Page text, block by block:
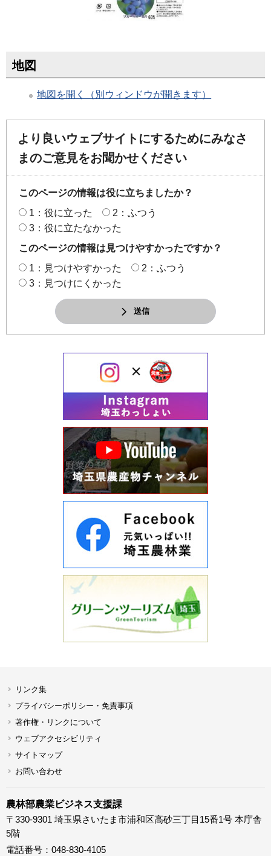
地図
地図を開く（別ウィンドウが開きます）
より良いウェブサイトにするためにみなさ
まのご意見をお聞かせください
このページの情報は役に立ちましたか？
1：役に立った
2：ふつう
3：役に立たなかった
このページの情報は見つけやすかったですか？
1：見つけやすかった
2：ふつう
3：見つけにくかった
送信
リンク集
プライバシーポリシー・免責事項
著作権・リンクについて
ウェブアクセシビリティ
サイトマップ
お問い合わせ
農林部農業ビジネス支援課
〒330-9301 埼玉県さいたま市浦和区高砂三丁目15番1号 本庁舎
5階
電話番号：048-830-4105